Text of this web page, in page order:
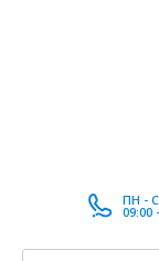
ПН -
09:00